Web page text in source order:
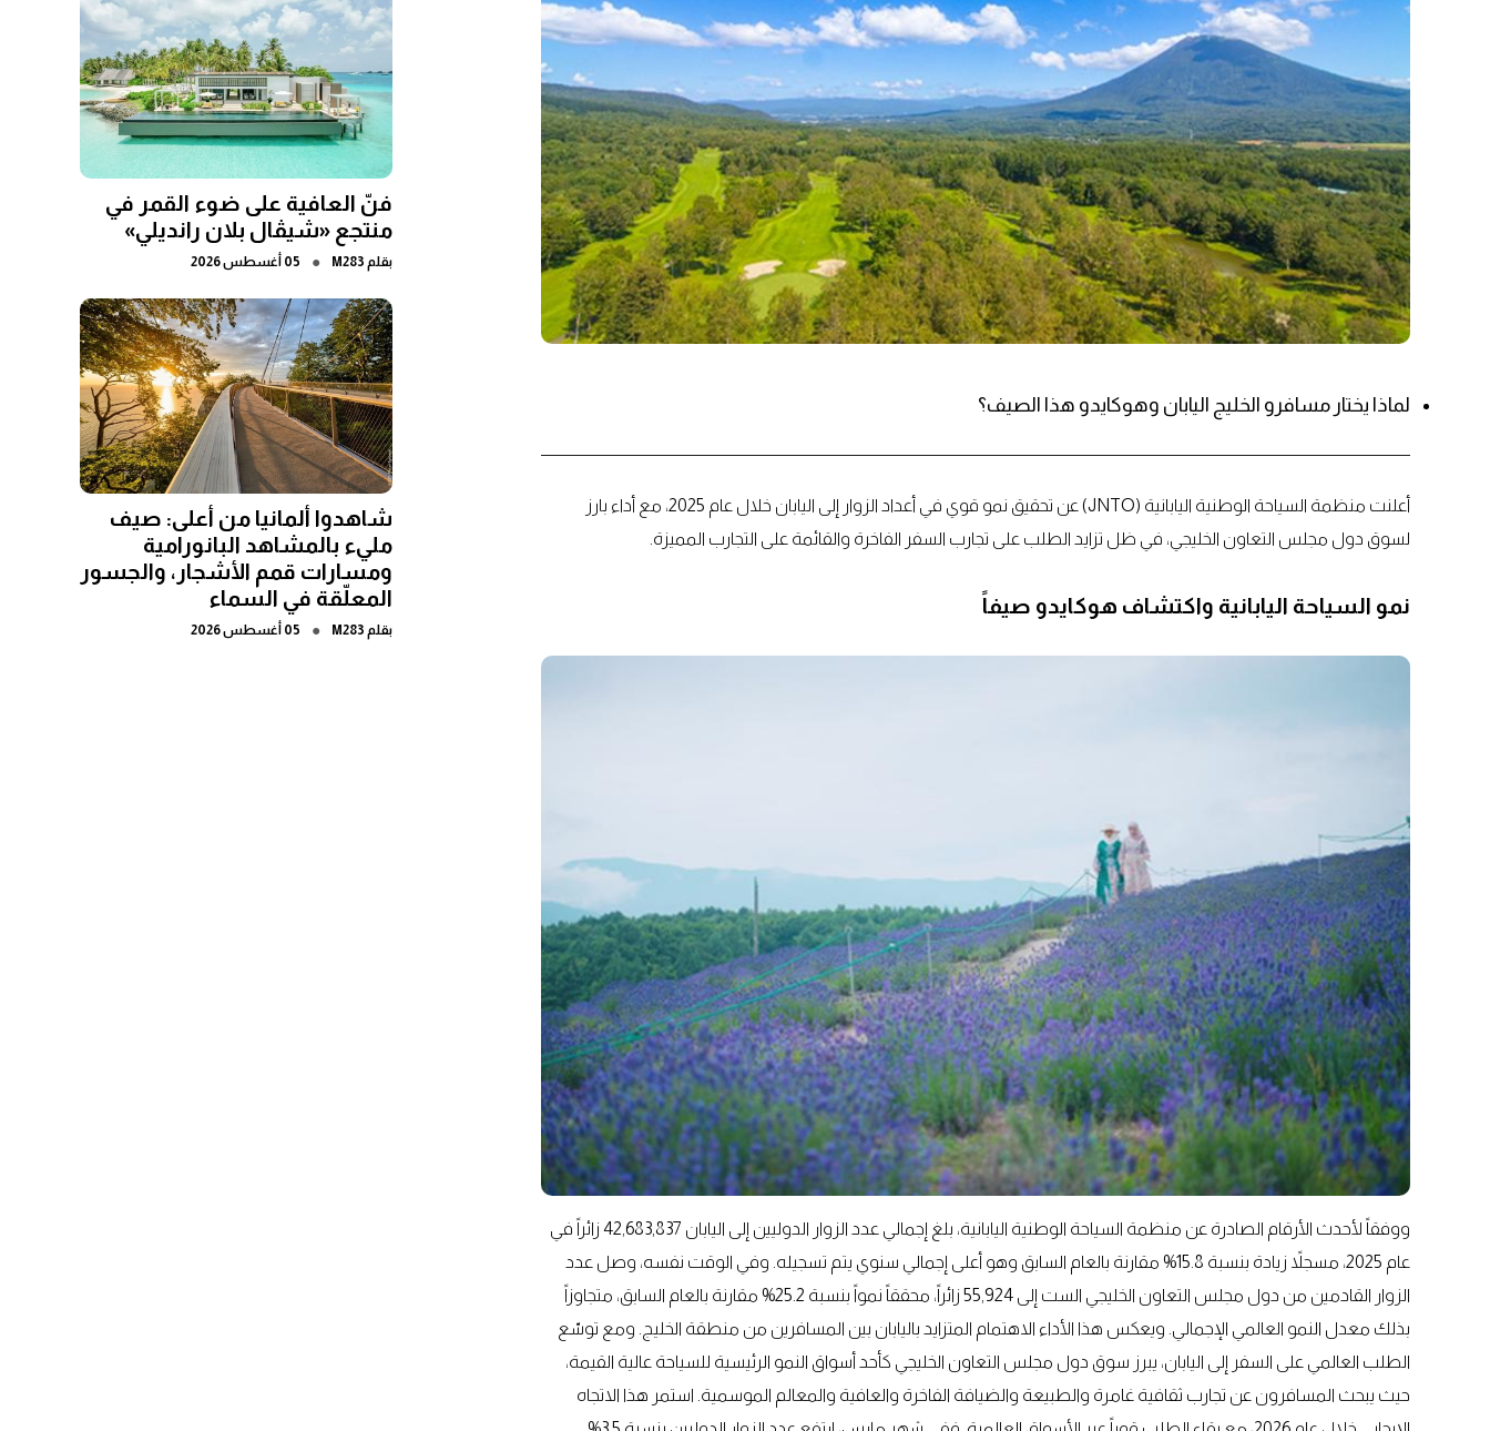
لماذا يختار مسافرو الخليج اليابان وهوكايدو هذا الصيف؟
أعلنت منظمة السياحة الوطنية اليابانية (JNTO) عن تحقيق نمو قوي في أعداد الزوار إلى اليابان خلال عام 2025، مع أداء بارز
لسوق دول مجلس التعاون الخليجي، في ظل تزايد الطلب على تجارب السفر الفاخرة والقائمة على التجارب المميزة.
نمو السياحة اليابانية واكتشاف هوكايدو صيفاً
ووفقاً لأحدث الأرقام الصادرة عن منظمة السياحة الوطنية اليابانية، بلغ إجمالي عدد الزوار الدوليين إلى اليابان 42,683,837 زائراً في
عام 2025، مسجلاً زيادة بنسبة 15.8% مقارنة بالعام السابق وهو أعلى إجمالي سنوي يتم تسجيله. وفي الوقت نفسه، وصل عدد
الزوار القادمين من دول مجلس التعاون الخليجي الست إلى 55,924 زائراً، محققاً نمواً بنسبة 25.2% مقارنة بالعام السابق، متجاوزاً
بذلك معدل النمو العالمي الإجمالي. ويعكس هذا الأداء الاهتمام المتزايد باليابان بين المسافرين من منطقة الخليج. ومع توسّع
الطلب العالمي على السفر إلى اليابان، يبرز سوق دول مجلس التعاون الخليجي كأحد أسواق النمو الرئيسية للسياحة عالية القيمة،
حيث يبحث المسافرون عن تجارب ثقافية غامرة والطبيعة والضيافة الفاخرة والعافية والمعالم الموسمية. استمر هذا الاتجاه
فنّ العافية على ضوء القمر في
منتجع «شيڤال بلان رانديلي»
بقلم M283
● 05 أغسطس 2026
شاهدوا ألمانيا من أعلى: صيف
مليء بالمشاهد البانورامية
ومسارات قمم الأشجار، والجسور
المعلّقة في السماء
بقلم M283
● 05 أغسطس 2026